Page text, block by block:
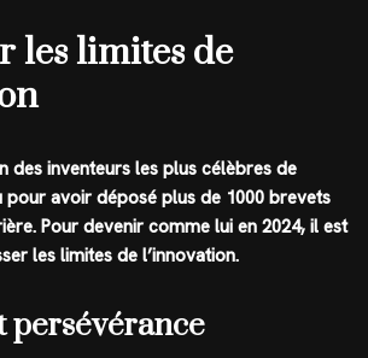
les limites de
des inventeurs les plus célèbres de
pour avoir déposé plus de 1000 brevets
Pour devenir comme lui en 2024, il est
les limites de l’innovation.
persévérance